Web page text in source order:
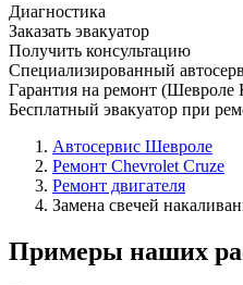
Диагностика
Заказать эвакуатор
Получить консультацию
Специализированный
Гарантия на ремонт (Шевроле
Бесплатный эвакуатор при
Автосервис Шевроле
Ремонт Chevrolet Cruze
Ремонт двигателя
Замена свечей
Примеры наших